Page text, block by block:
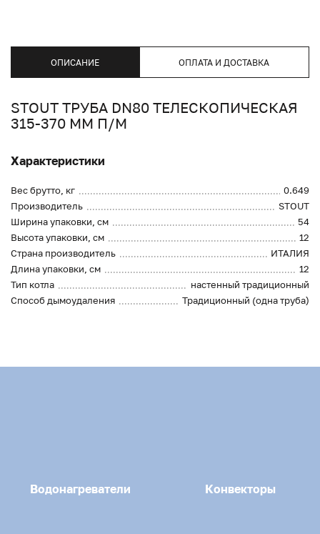
ОПИСАНИЕ ОПЛАТА И ДОСТАВКА
STOUT ТРУБА DN80 ТЕЛЕСКОПИЧЕСКАЯ
315-370 ММ П/М
Характеристики
Вес брутто, кг
0.649
Производитель
STOUT
Ширина упаковки, см
54
Высота упаковки, см
12
Страна производитель
ИТАЛИЯ
Длина упаковки, см
12
Тип котла
настенный традиционный
Способ дымоудаления
Традиционный (одна труба)
Водонагреватели Конвекторы